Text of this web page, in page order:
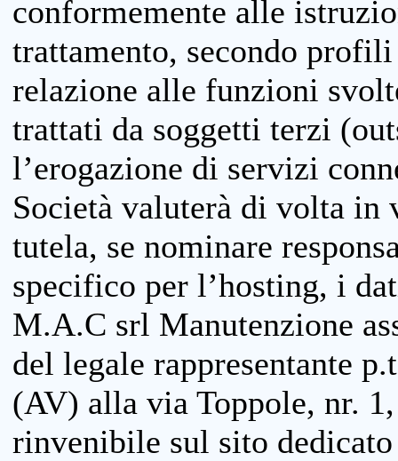
conformemente alle
trattamento, secondo
relazione alle funzioni
trattati da soggetti terzi
l’erogazione di servizi
Società valuterà di volta in
tutela, se nominare
specifico per l’hosting, i
M.A.C srl Manutenzione
del legale rappresentante
(AV) alla via Toppole, nr.
rinvenibile sul sito